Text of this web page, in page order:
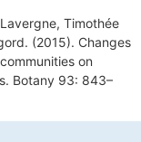
Timothée
(2015). Changes
on
Botany 93: 843–